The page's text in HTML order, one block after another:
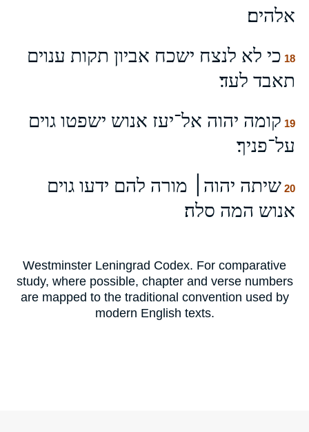
אלהים׃
18 כי לא לנצח ישכח אביון תקות ענוים
תאבד לעד׃
19 קומה יהוה אל־יעז אנוש ישפטו גוים
על־פניך׃
20 שיתה יהוה׀ מורה להם ידעו גוים
אנוש המה סלה׃
Westminster Leningrad Codex. For comparative
study, where possible, chapter and verse numbers
are mapped to the traditional convention used by
modern English texts.